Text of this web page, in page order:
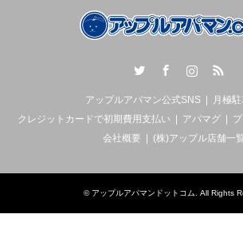
RSS
アップルアパマン公式SNS
月極
クレジットカードで初期費用支払い
アパマグ
会社概要
(株)アップル店舗一
© アップルアパマンドットコム. All Rights